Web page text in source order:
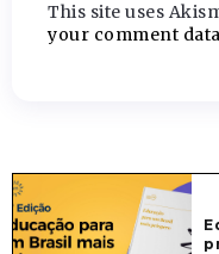
This site uses
your comment